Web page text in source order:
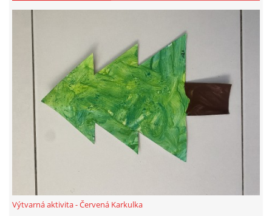
HÁDANKY K TÉMATU JARO, LÉTO, PODZIM,ZIMA
PÍSNĚ K TÉMATU JARO
BÁSNĚ K TÉMATU JARO
POHYBOVÉ AKTIVITY NA TÉMA JARO
PÍSNĚ K TÉMATU LÉTO
Výtvarná aktivita - Červená Karkulka